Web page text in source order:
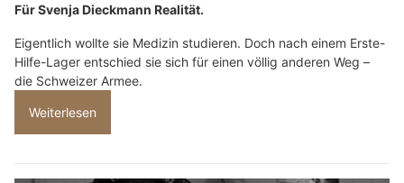
Für Svenja Dieckmann Realität.
Eigentlich wollte sie Medizin studieren. Doch nach einem Erste-
Hilfe-Lager entschied sie sich für einen völlig anderen Weg –
die Schweizer Armee.
Weiterlesen